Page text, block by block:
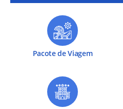
Pacote de Viagem